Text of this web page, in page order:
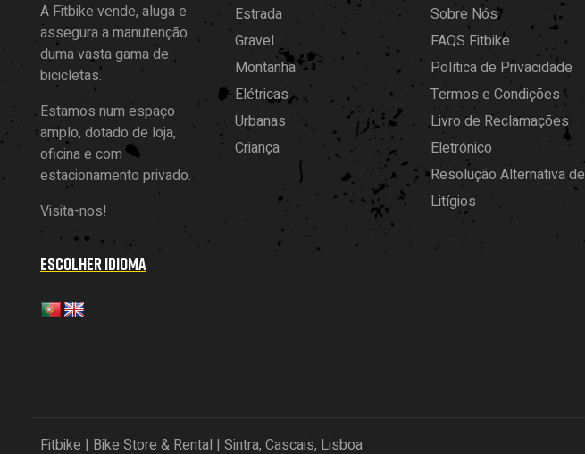
A Fitbike vende, aluga e
assegura a manutenção
duma vasta gama de
bicicletas.
Estamos num espaço
amplo, dotado de loja,
oficina e com
estacionamento privado.
Visita-nos!
ESCOLHER IDIOMA
Estrada
Gravel
Montanha
Elétricas
Urbanas
Criança
Sobre Nós
FAQS Fitbike
Política de Privacidade
Termos e Condições
Livro de Reclamações
Eletrónico
Resolução Alternativa de
Litígios
Fitbike | Bike Store & Rental | Sintra, Cascais, Lisboa